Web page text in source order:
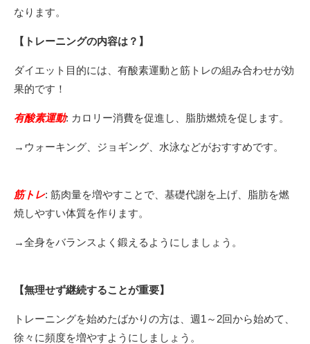
なります。
【トレーニングの内容は？】
ダイエット目的には、有酸素運動と筋トレの組み合わせが効
果的です！
有酸素運動: カロリー消費を促進し、脂肪燃焼を促します。
→ウォーキング、ジョギング、水泳などがおすすめです。
筋トレ: 筋肉量を増やすことで、基礎代謝を上げ、脂肪を燃
焼しやすい体質を作ります。
→全身をバランスよく鍛えるようにしましょう。
【無理せず継続することが重要】
トレーニングを始めたばかりの方は、週1～2回から始めて、
徐々に頻度を増やすようにしましょう。